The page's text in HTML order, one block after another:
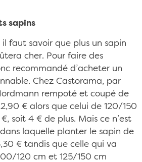
sapins
faut savoir que plus un sapin
cher. Pour faire des
recommandé d’acheter un
Chez Castorama, par
rempoté et coupé de
€ alors que celui de 120/150
soit 4 € de plus. Mais ce n’est
laquelle planter le sapin de
€ tandis que celle qui va
120 cm et 125/150 cm